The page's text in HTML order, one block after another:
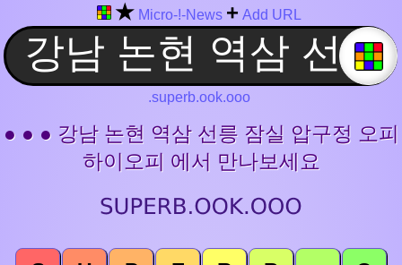
★ Micro-!-News + Add URL
.superb.ook.ooo
● ● ● 강남 논현 역삼 선릉 잠실 압구정 오피
하이오피 에서 만나보세요